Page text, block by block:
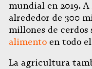
mundial en 2019.
alrededor de 300
millones de cerdos
alimento en todo
La agricultura